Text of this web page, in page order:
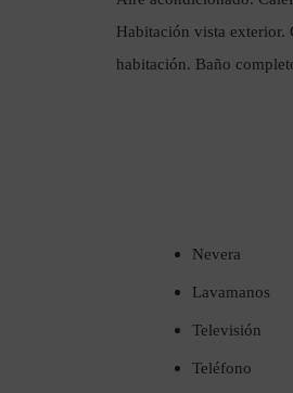
Habitación vista
habitación. Baño
Nevera
Lavamanos
Televisión
Teléfono